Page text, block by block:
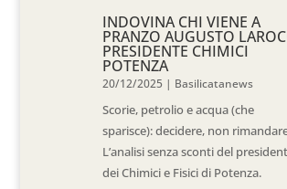
INDOVINA CHI VIENE A
PRANZO AUGUSTO
PRESIDENTE CHIMICI
POTENZA
20/12/2025 | Basilicatanews
Scorie, petrolio e acqua (che
sparisce): decidere, non
L’analisi senza sconti del
dei Chimici e Fisici di Potenza.